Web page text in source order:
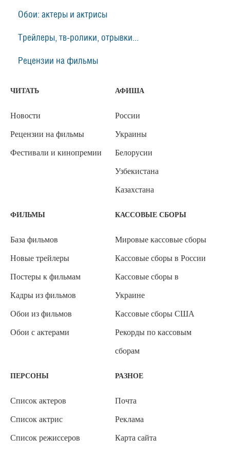
Обои: актеры и актрисы
Трейлеры, тв-ролики, отрывки...
Рецензии на фильмы
ЧИТАТЬ
Новости
Рецензии на фильмы
Фестивали и кинопремии
АФИША
России
Украины
Белорусии
Узбекистана
Казахстана
ФИЛЬМЫ
База фильмов
Новые трейлеры
Постеры к фильмам
Кадры из фильмов
Обои из фильмов
Обои с актерами
КАССОВЫЕ СБОРЫ
Мировые кассовые сборы
Кассовые сборы в России
Кассовые сборы в
Украине
Кассовые сборы США
Рекорды по кассовым
сборам
ПЕРСОНЫ
Список актеров
Список актрис
Список режиссеров
РАЗНОЕ
Почта
Реклама
Карта сайта